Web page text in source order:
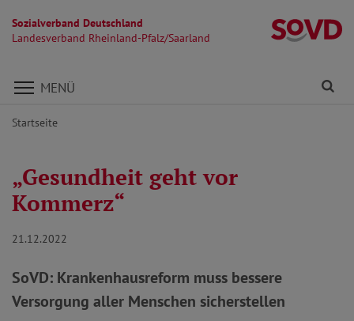
Sozialverband Deutschland
Landesverband Rheinland-Pfalz/Saarland
Direkt zu den Inhalten springen
MENÜ
Startseite
„Gesundheit geht vor
Kommerz“
21.12.2022
SoVD: Krankenhausreform muss bessere
Versorgung aller Menschen sicherstellen